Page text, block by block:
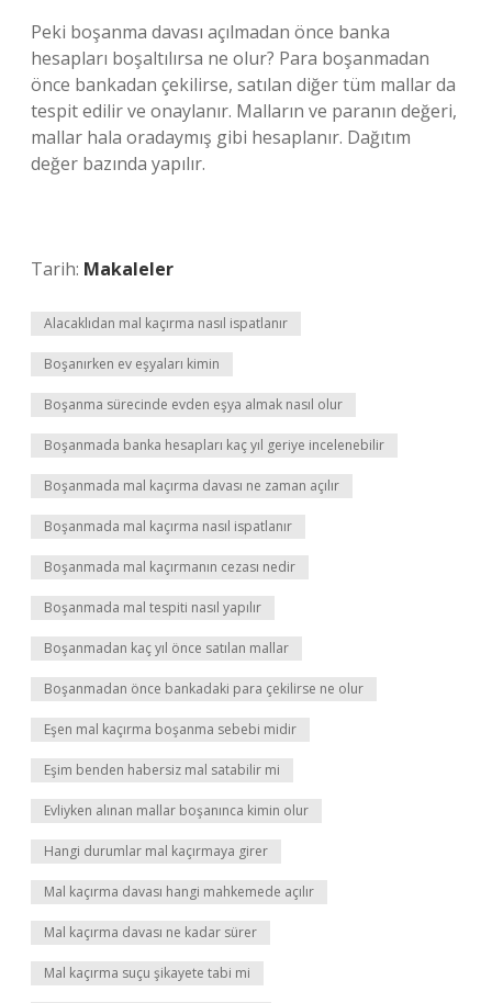
Peki boşanma davası açılmadan önce banka
hesapları boşaltılırsa ne olur? Para boşanmadan
önce bankadan çekilirse, satılan diğer tüm mallar da
tespit edilir ve onaylanır. Malların ve paranın değeri,
mallar hala oradaymış gibi hesaplanır. Dağıtım
değer bazında yapılır.
Tarih: Makaleler
Alacaklıdan mal kaçırma nasıl ispatlanır
Boşanırken ev eşyaları kimin
Boşanma sürecinde evden eşya almak nasıl olur
Boşanmada banka hesapları kaç yıl geriye incelenebilir
Boşanmada mal kaçırma davası ne zaman açılır
Boşanmada mal kaçırma nasıl ispatlanır
Boşanmada mal kaçırmanın cezası nedir
Boşanmada mal tespiti nasıl yapılır
Boşanmadan kaç yıl önce satılan mallar
Boşanmadan önce bankadaki para çekilirse ne olur
Eşen mal kaçırma boşanma sebebi midir
Eşim benden habersiz mal satabilir mi
Evliyken alınan mallar boşanınca kimin olur
Hangi durumlar mal kaçırmaya girer
Mal kaçırma davası hangi mahkemede açılır
Mal kaçırma davası ne kadar sürer
Mal kaçırma suçu şikayete tabi mi